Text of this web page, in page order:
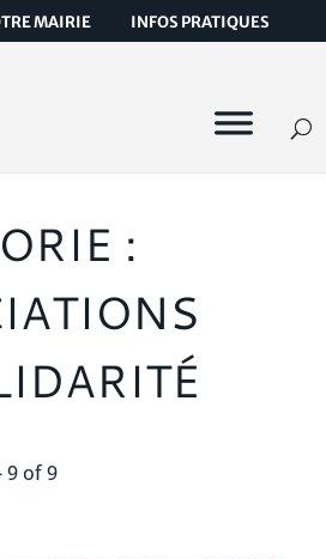
MAIRIE INFOS PRATIQUES
:
9 of 9